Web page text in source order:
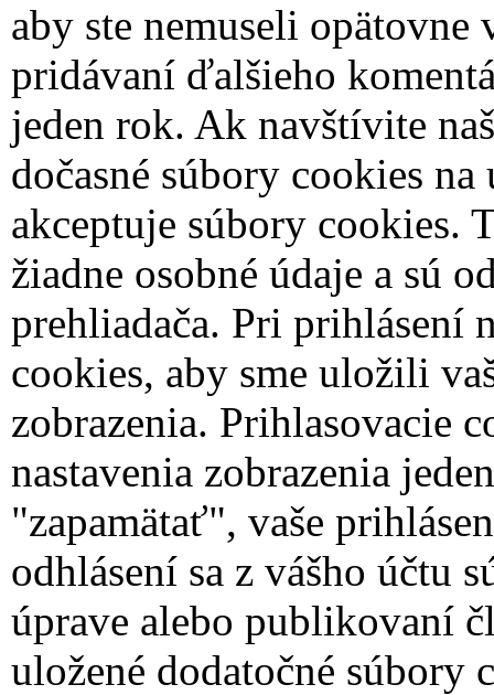
aby ste nemuseli
pridávaní ďalšieho
jeden rok. Ak navštívite
dočasné súbory cookies
akceptuje súbory cookies.
žiadne osobné údaje a sú
prehliadača. Pri prihlásení
cookies, aby sme uložili
zobrazenia. Prihlasovacie
nastavenia zobrazenia
"zapamätať", vaše
odhlásení sa z vášho účtu
úprave alebo publikovaní
uložené dodatočné súbory